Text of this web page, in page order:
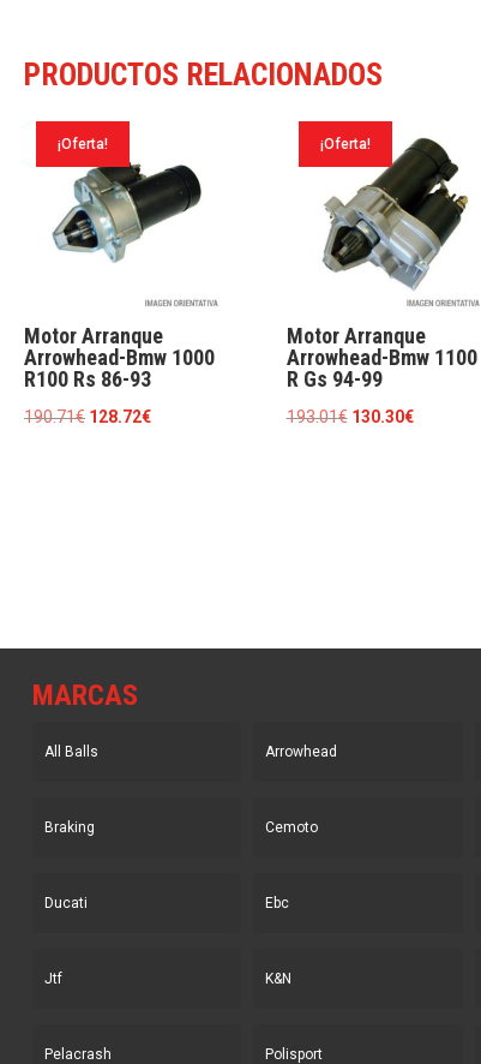
PRODUCTOS RELACIONADOS
¡Oferta!
Motor Arranque
Arrowhead-Bmw 1000
R100 Rs 86-93
190.71€ El
128.72€El
¡Oferta!
Motor Arranque
Arrowhead-Bmw 1100
R Gs 94-99
193.01€ El
130.30€El
MARCAS
All Balls Arrowhead
Braking Cemoto
Ducati Ebc
Jtf K&N
Pelacrash Polisport